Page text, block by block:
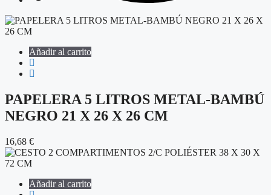
Añadir al carrito
PAPELERA 5 LITROS METAL-BAMBÚ
NEGRO 21 X 26 X 26 CM
16,68 €
Añadir al carrito